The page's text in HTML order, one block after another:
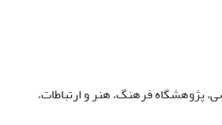
پژوهشگاه فرهنگ، هنر و ارتباطات،